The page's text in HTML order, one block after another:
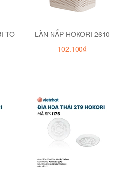
TO
LÀN NẮP HOKORI 2610
102.100₫